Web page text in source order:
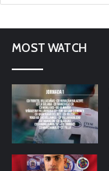
MOST WATCH